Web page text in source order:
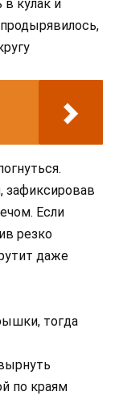
кулак и
зафиксировав
Если
резко
даже
тогда
по краям